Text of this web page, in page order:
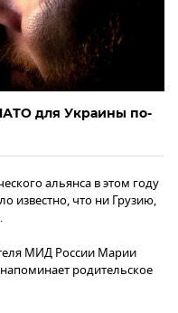
для Украины по-
альянса в этом году
известно, что ни Грузию,
МИД России Марии
родительское